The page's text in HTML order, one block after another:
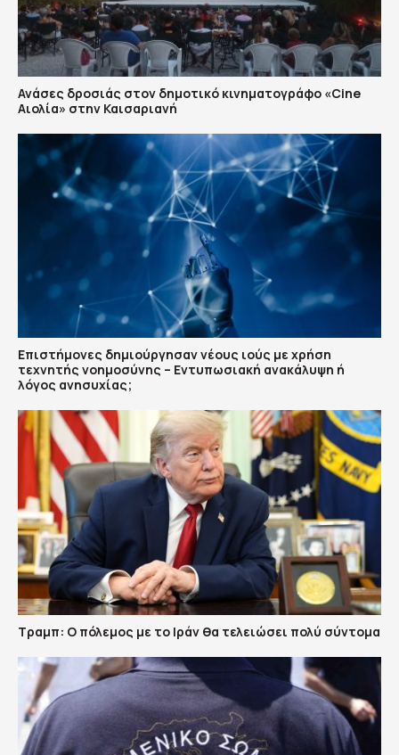
Ανάσες δροσιάς στον δημοτικό κινηματογράφο «Cine
Αιολία» στην Καισαριανή
Επιστήμονες δημιούργησαν νέους ιούς με χρήση
τεχνητής νοημοσύνης – Εντυπωσιακή ανακάλυψη ή
λόγος ανησυχίας;
Τραμπ: Ο πόλεμος με το Ιράν θα τελειώσει πολύ σύντομα